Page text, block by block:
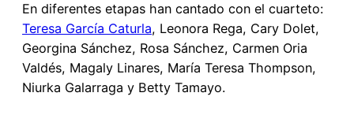
En diferentes etapas han cantado con el cuarteto:
Teresa García Caturla, Leonora Rega, Cary Dolet,
Georgina Sánchez, Rosa Sánchez, Carmen Oria
Valdés, Magaly Linares, María Teresa Thompson,
Niurka Galarraga y Betty Tamayo.